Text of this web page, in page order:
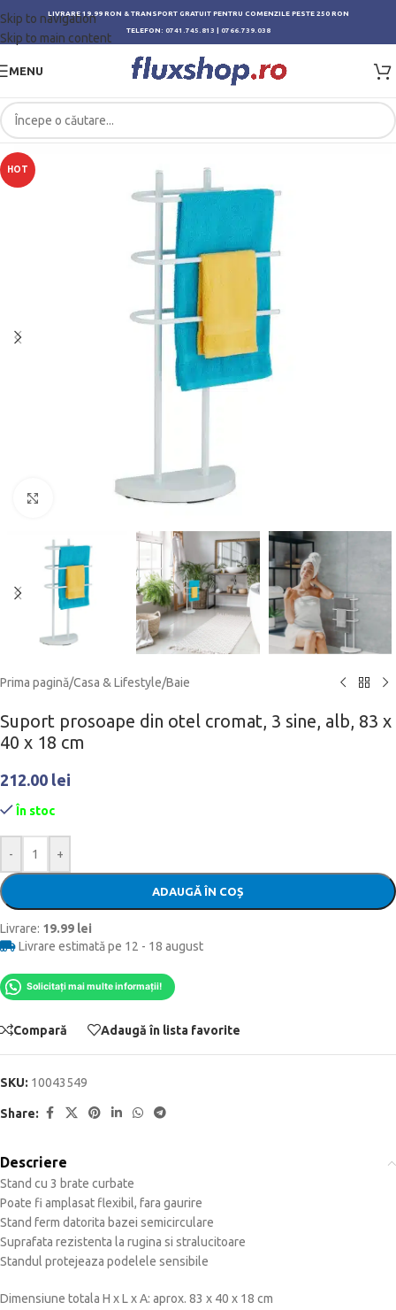
Skip to navigation
Skip to main content
LIVRARE 19.99 RON & TRANSPORT GRATUIT PENTRU COMENZILE PESTE 250 RON
TELEFON: 0741.745.813 0766.739.038
MENU
HOT
Click to enlarge
Prima pagină/Casa & Lifestyle/Baie
Suport prosoape din otel cromat, 3 sine, alb, 83 x
40 x 18 cm
212.00 lei
În stoc
- +
ADAUGĂ ÎN COȘ
Livrare: 19.99 lei
Livrare estimată pe 12 - 18 august
Solicitați mai multe informații!
Compară Adaugă în lista favorite
SKU: 10043549
Share:
Descriere
Stand cu 3 brate curbate
Poate fi amplasat flexibil, fara gaurire
Stand ferm datorita bazei semicirculare
Suprafata rezistenta la rugina si stralucitoare
Standul protejeaza podelele sensibile
Dimensiune totala H x L x A: aprox. 83 x 40 x 18 cm